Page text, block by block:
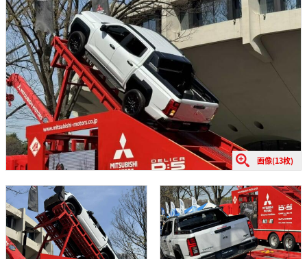
画像(13枚)